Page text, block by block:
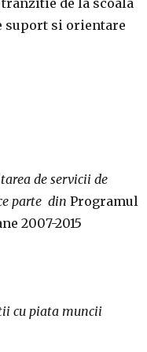
de la scoala
suport si orientare
de servicii de
parte din Programul
2007-2015
cu piata muncii